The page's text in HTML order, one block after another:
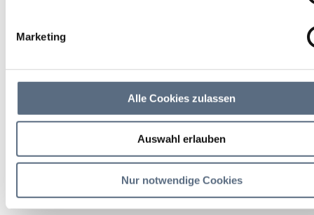
Marketing
Alle Cookies zulassen
Auswahl erlauben
Nur notwendige Cookies